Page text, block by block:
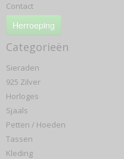
Contact
Herroeping
Categorieën
Sieraden
925 Zilver
Horloges
Sjaals
Petten / Hoeden
Tassen
Kleding